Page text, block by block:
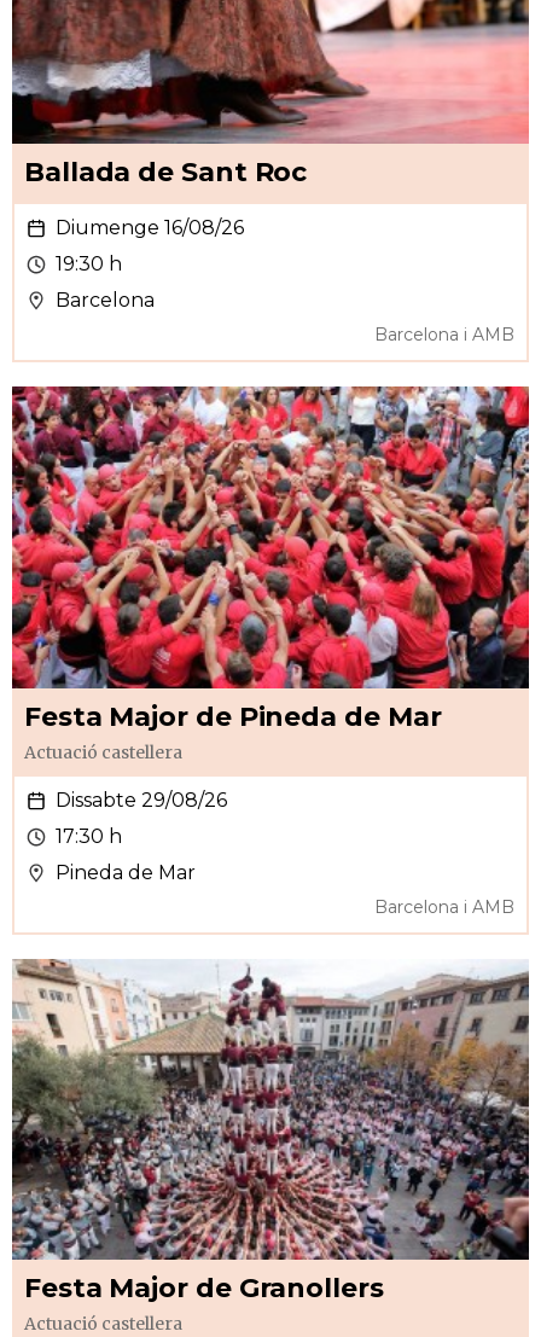
Ballada de Sant Roc
Diumenge 16/08/26
19:30 h
Barcelona
Barcelona i AMB
Festa Major de Pineda de Mar
Actuació castellera
Dissabte 29/08/26
17:30 h
Pineda de Mar
Barcelona i AMB
Festa Major de Granollers
Actuació castellera